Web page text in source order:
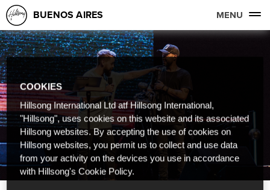
BUENOS AIRES MENU
COOKIES
Hillsong International Ltd atf Hillsong International,
"Hillsong", uses cookies on this website and its associated
Hillsong websites. By accepting the use of cookies on
Hillsong websites, you permit us to collect and use data
from your activity on the devices you use in accordance
with Hillsong's Cookie Policy.